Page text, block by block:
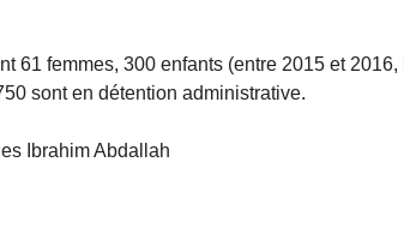
61 femmes, 300 enfants (entre 2015 et
sont en détention administrative.
Ibrahim Abdallah